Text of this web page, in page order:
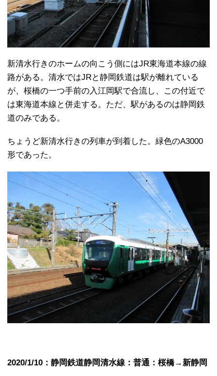
新清水行きのホームの向こう側にはJR東海道本線の線
路がある。清水ではJRと静岡鉄道は駅が離れている
が、桜橋の一つ手前の入江岡駅で合流し、この付近で
は東海道本線と併走する。ただ、駅があるのは静岡鉄
道のみである。
ちょうど新清水行きの列車が到着した。緑色のA3000
形であった。
2020/1/10：静岡鉄道静岡清水線：普通：桜橋→新静岡